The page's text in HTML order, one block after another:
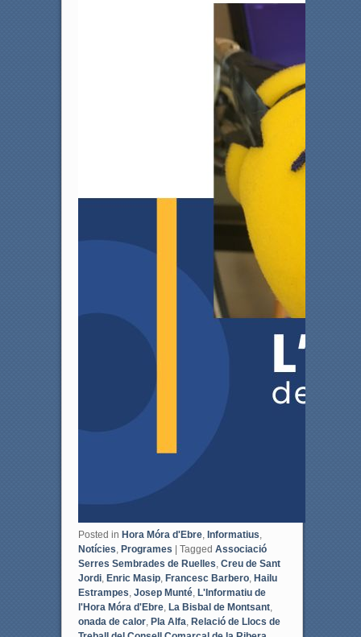
Posted in Hora Móra d'Ebre, Informatius,
Notícies, Programes Tagged Associació
Serres Sembrades de Ruelles, Creu de Sant
Jordi, Enric Masip, Francesc Barbero, Hailu
Estrampes, Josep Munté, L'Informatiu de
l'Hora Móra d'Ebre, La Bisbal de Montsant,
onada de calor, Pla Alfa, Relació de Llocs de